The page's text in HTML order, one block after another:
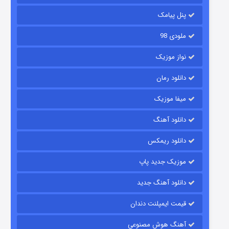
قسمت
پنل پیامک
ملودی 98
نواز موزیک
دانلود رمان
میفا موزیک
دانلود آهنگ
دانلود ریمکس
موزیک جدید پاپ
دانلود آهنگ جدید
قیمت ایمپلنت دندان
آهنگ هوش مصنوعی